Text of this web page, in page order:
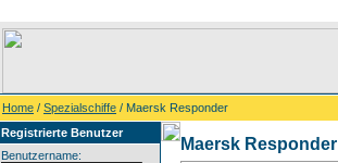
Home / Spezialschiffe / Maersk Responder
Registrierte Benutzer
Benutzername:
Maersk Responder